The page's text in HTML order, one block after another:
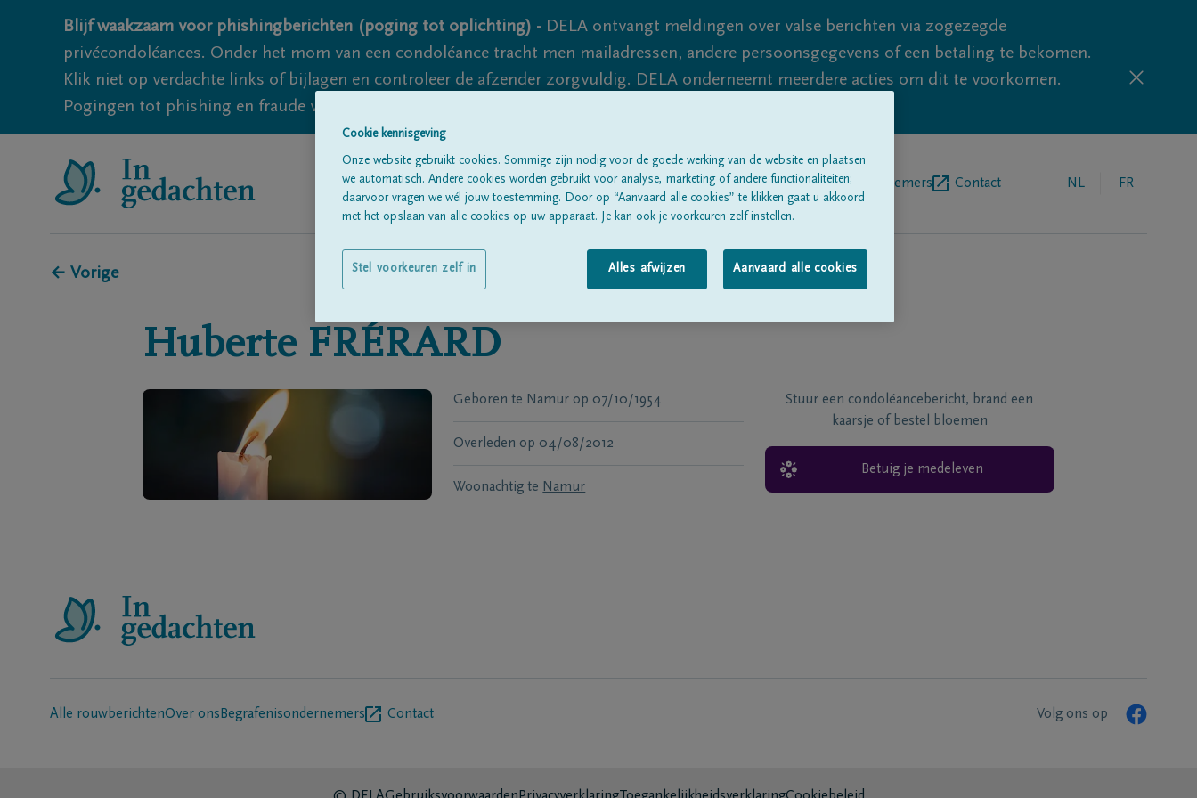
Blijf waakzaam voor phishingberichten (poging tot oplichting) - DELA ontvangt meldingen over valse berichten via zogezegde
privécondoléances. Onder het mom van een condoléance tracht men mailadressen, andere persoonsgegevens of een betaling te bekomen.
Klik niet op verdachte links of bijlagen en controleer de afzender zorgvuldig. DELA onderneemt meerdere acties om dit te voorkomen.
Pogingen tot phishing en fraude vallen echter nooit volledig uit te sluiten, dus blijf waakzaam.
Alle rouwberichten Over onsBegrafenisondernemers Contact NL FR
← Vorige
Huberte FRÉRARD
Geboren te Namur op 07/10/1954
Overleden op 04/08/2012
Woonachtig te Namur
Stuur een condoléancebericht, brand een
kaarsje of bestel bloemen
Betuig je medeleven
Alle rouwberichtenOver ons Begrafenisondernemers Contact Volg ons op
Cookie kennisgeving
Onze website gebruikt cookies. Sommige zijn nodig voor de goede werking van de website en plaatsen
we automatisch. Andere cookies worden gebruikt voor analyse, marketing of andere functionaliteiten;
daarvoor vragen we wél jouw toestemming. Door op “Aanvaard alle cookies” te klikken gaat u akkoord
met het opslaan van alle cookies op uw apparaat. Je kan ook je voorkeuren zelf instellen.
Alles afwijzen Aanvaard alle cookies
Stel voorkeuren zelf in